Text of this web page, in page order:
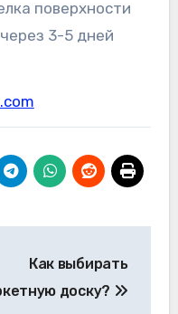
поверхности
3-5 дней
Как выбирать
доску?